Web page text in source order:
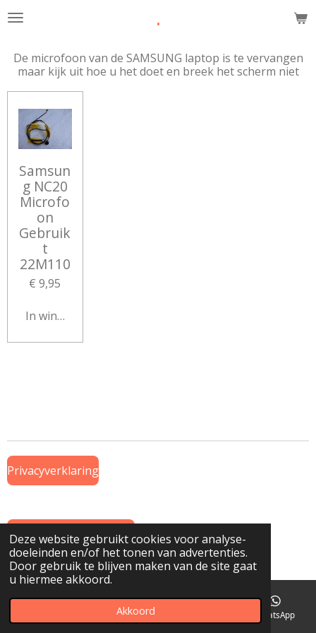
Deze website gebruikt cookies voor analyse-
doeleinden en/of het tonen van advertenties.
Door gebruik te blijven maken van de site gaat
u hiermee akkoord.
Akkoord
Ga
de
hoofdinhoud
.
De microfoon van de SAMSUNG laptop is te vervangen
maar kijk uit hoe u het doet en breek het scherm niet
Samsun
g NC20
Microfo
on
Gebruik
t
22M110
€ 9,95
In winkelwagen
Privacyverklaring
Algemene Voorwaarden
© 2019 Onderdeel vanwww.GTWiekens.nl
Telefoonnummer WhatsApp